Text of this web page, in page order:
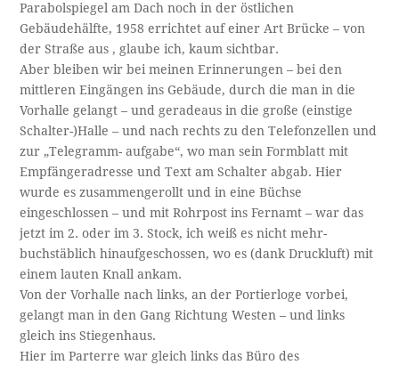
Parabolspiegel am Dach noch in der östlichen
Gebäudehälfte, 1958 errichtet auf einer Art Brücke – von
der Straße aus , glaube ich, kaum sichtbar.
Aber bleiben wir bei meinen Erinnerungen – bei den
mittleren Eingängen ins Gebäude, durch die man in die
Vorhalle gelangt – und geradeaus in die große (einstige
Schalter-)Halle – und nach rechts zu den Telefonzellen und
zur „Telegramm- aufgabe“, wo man sein Formblatt mit
Empfängeradresse und Text am Schalter abgab. Hier
wurde es zusammengerollt und in eine Büchse
eingeschlossen – und mit Rohrpost ins Fernamt – war das
jetzt im 2. oder im 3. Stock, ich weiß es nicht mehr-
buchstäblich hinaufgeschossen, wo es (dank Druckluft) mit
einem lauten Knall ankam.
Von der Vorhalle nach links, an der Portierloge vorbei,
gelangt man in den Gang Richtung Westen – und links
gleich ins Stiegenhaus.
Hier im Parterre war gleich links das Büro des